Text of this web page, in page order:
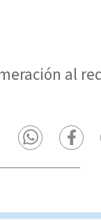
al